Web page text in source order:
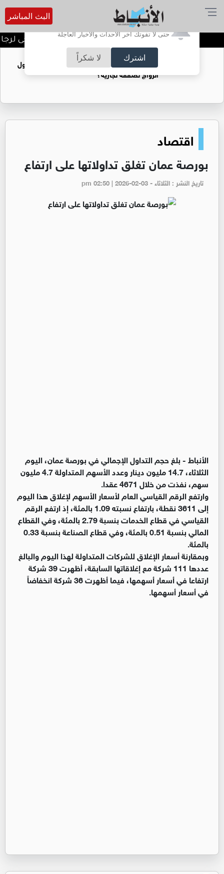
أترغب في تفعيل الإشعارات؟
حتى لا تفوتك آخر الأحداث والأخبار العاجلة
اشترك لا شكراً
البث المباشر
النشامى..المستفيد!ومرحى لرجال
فتيات يستغللنه لتحقيق مكاسب مادية.. هل تحول
الزواج لصفقة تجارية؟
اقتصاد
بورصة عمان تغلق تداولاتها على ارتفاع
تاريخ النشر : الثلاثاء - pm 02:50 | 2026-02-03
الأنباط -بلغ حجم التداول الإجمالي في بورصة عمان، اليوم
الثلاثاء، 14.7 مليون دينار وعدد الأسهم المتداولة 4.7 مليون
سهم، نفذت من خلال 4671 عقدا.
وارتفع الرقم القياسي العام لأسعار الأسهم لإغلاق هذا اليوم
إلى 3611 نقطة، بارتفاع نسبته 1.09 بالمئة، إذ ارتفع الرقم
القياسي في قطاع الخدمات بنسبة 2.79 بالمئة، وفي القطاع
المالي بنسبة 0.51 بالمئة، وفي قطاع الصناعة بنسبة 0.33
بالمئة.
وبمقارنة أسعار الإغلاق للشركات المتداولة لهذا اليوم والبالغ
عددها 111 شركة مع إغلاقاتها السابقة، أظهرت 39 شركة
ارتفاعا في أسعار أسهمها، فيما أظهرت 36 شركة انخفاضاً
في أسعار أسهمها.